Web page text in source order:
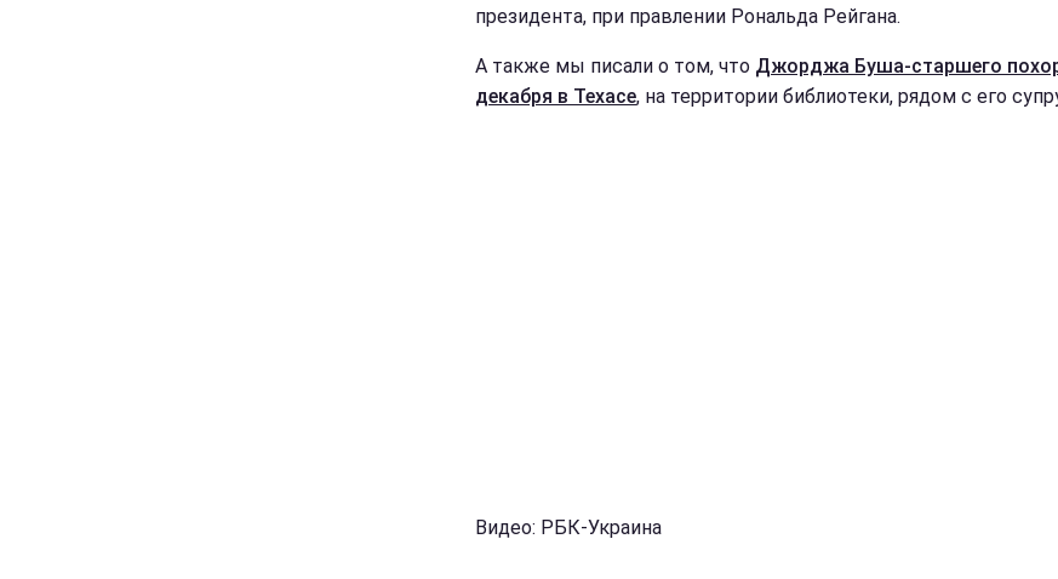
президента, при правлении Рональда Рейгана.
А также мы писали о том, что Джорджа Буша-старшего
декабря в Техасе, на территории библиотеки, рядом с его
Видео: РБК-Украина